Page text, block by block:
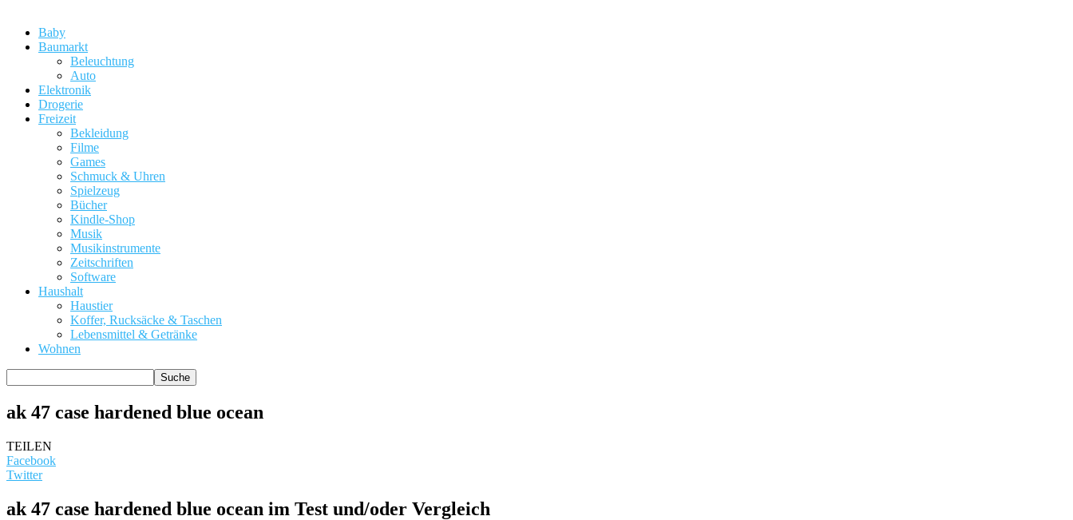
Baby
Baumarkt
Beleuchtung
Auto
Elektronik
Drogerie
Freizeit
Bekleidung
Filme
Games
Schmuck & Uhren
Spielzeug
Bücher
Kindle-Shop
Musik
Musikinstrumente
Zeitschriften
Software
Haushalt
Haustier
Koffer, Rucksäcke & Taschen
Lebensmittel & Getränke
Wohnen
ak 47 case hardened blue ocean
TEILEN
Facebook
Twitter
ak 47 case hardened blue ocean im Test und/oder Vergleich